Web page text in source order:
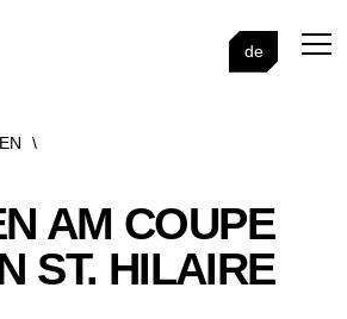
de
\
AM COUPE
ST. HILAIRE